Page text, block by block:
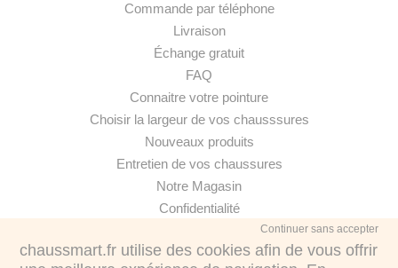
chaussmart.fr utilise des cookies afin de vous offrir
Continuer sans accepter
Commande par téléphone
Livraison
Échange gratuit
FAQ
Connaitre votre pointure
Choisir la largeur de vos chausssures
Nouveaux produits
Entretien de vos chaussures
Notre Magasin
Confidentialité